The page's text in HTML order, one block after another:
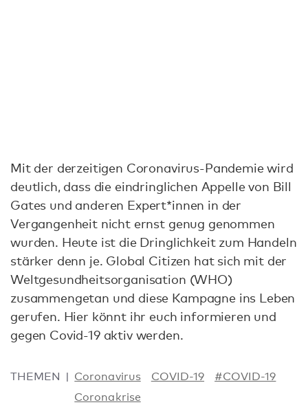
Mit der derzeitigen Coronavirus-Pandemie wird
deutlich, dass die eindringlichen Appelle von Bill
Gates und anderen Expert*innen in der
Vergangenheit nicht ernst genug genommen
wurden. Heute ist die Dringlichkeit zum Handeln
stärker denn je. Global Citizen hat sich mit der
Weltgesundheitsorganisation (WHO)
zusammengetan und diese Kampagne ins Leben
gerufen. Hier könnt ihr euch informieren und
gegen Covid-19 aktiv werden.
THEMEN Coronavirus COVID-19
#COVID-19
Coronakrise